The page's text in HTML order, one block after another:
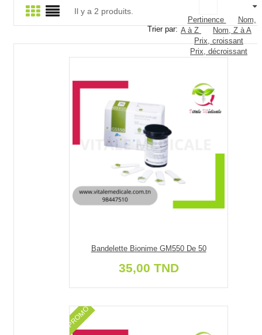
Trier par:
Pertinence
Nom,
A à Z
Nom, Z à A
Prix, croissant
Prix, décroissant
Il y a 2 produits.
Bandelette Bionime GM550 De 50
35,00 TND
PROMO